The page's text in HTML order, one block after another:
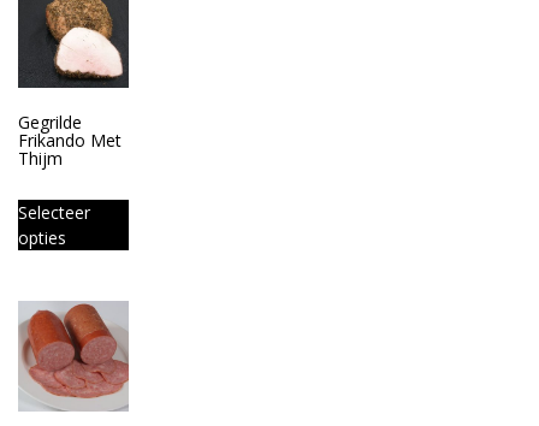
Gegrilde
Frikando Met
Thijm
Selecteer
opties